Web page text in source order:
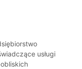
usługi